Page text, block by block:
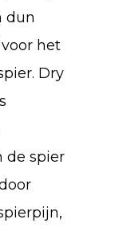
dun
het
Dry
de spier